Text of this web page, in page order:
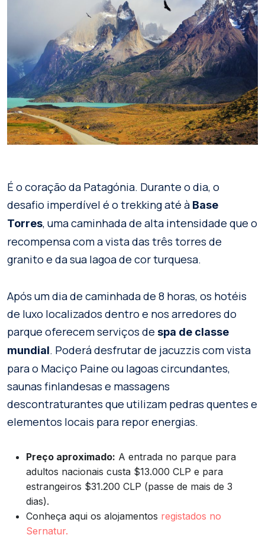
É o coração da Patagónia. Durante o dia, o
desafio imperdível é o trekking até à Base
Torres, uma caminhada de alta intensidade que o
recompensa com a vista das três torres de
granito e da sua lagoa de cor turquesa.
Após um dia de caminhada de 8 horas, os hotéis
de luxo localizados dentro e nos arredores do
parque oferecem serviços de spa de classe
mundial. Poderá desfrutar de jacuzzis com vista
para o Maciço Paine ou lagoas circundantes,
saunas finlandesas e massagens
descontraturantes que utilizam pedras quentes e
elementos locais para repor energias.
Preço aproximado: A entrada no parque para
adultos nacionais custa $13.000 CLP e para
estrangeiros $31.200 CLP (passe de mais de 3
dias).
Conheça aqui os alojamentos registados no
Sernatur.